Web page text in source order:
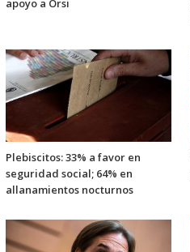
Plebiscitos: 33% a favor en
seguridad social; 64% en
allanamientos nocturnos